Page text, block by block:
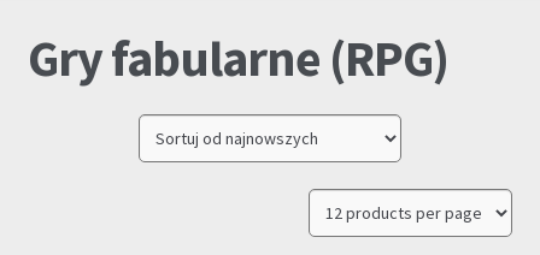
Gry fabularne (RPG)